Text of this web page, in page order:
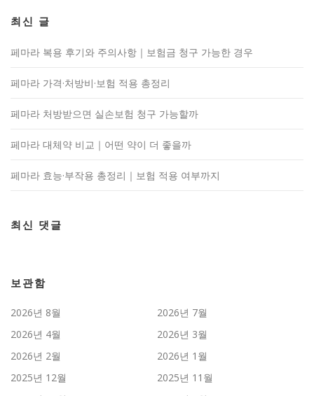
최신 글
페마라 복용 후기와 주의사항｜보험금 청구 가능한 경우
페마라 가격·처방비·보험 적용 총정리
페마라 처방받으면 실손보험 청구 가능할까
페마라 대체약 비교｜어떤 약이 더 좋을까
페마라 효능·부작용 총정리｜보험 적용 여부까지
최신 댓글
보관함
2026년 8월
2026년 7월
2026년 4월
2026년 3월
2026년 2월
2026년 1월
2025년 12월
2025년 11월